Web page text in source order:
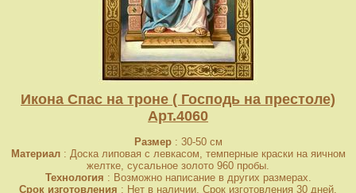
Икона Спас на троне ( Господь на престоле)
Арт.4060
Размер: 30-50 см
Материал: Доска липовая с левкасом, темперные краски на яичном
желтке, сусальное золото 960 пробы.
Технология : Возможно написание в других размерах.
Срок изготовления : Нет в наличии. Срок изготовления 30 дней.